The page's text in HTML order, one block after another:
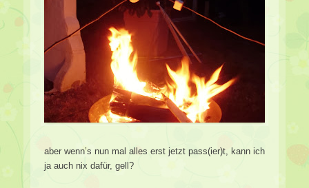
aber wenn’s nun mal alles erst jetzt pass(ier)t, kann ich
ja auch nix dafür, gell?